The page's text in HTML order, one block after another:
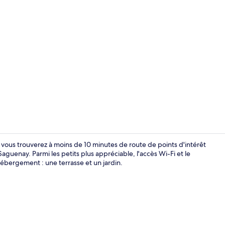
trouverez à moins de 10 minutes de route de points d'intérêt
Parmi les petits plus appréciable, l'accès Wi-Fi et le
: une terrasse et un jardin.